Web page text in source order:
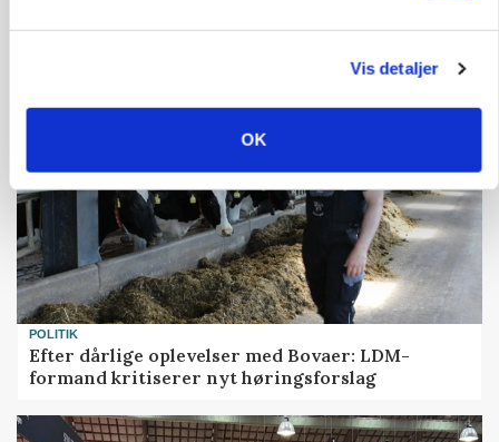
Vis detaljer
OK
POLITIK
Efter dårlige oplevelser med Bovaer: LDM-
formand kritiserer nyt høringsforslag